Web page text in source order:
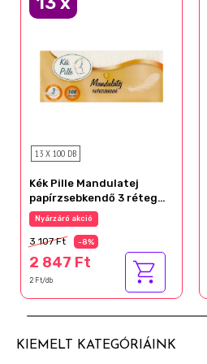
13 X 100 DB
Kék Pille Mandulatej
papírzsebkendő 3 réteg
100 db
Nyárzáró akció
3 107 Ft -8%
2 847 Ft
2 Ft/db
KIEMELT KATEGÓRIÁINK